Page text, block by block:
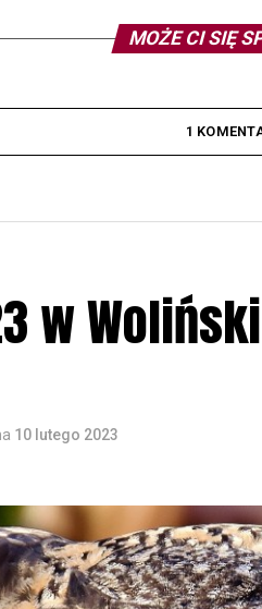
MOŻE CI SIĘ
1
w
10 lutego 2023